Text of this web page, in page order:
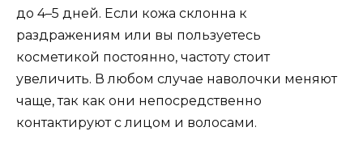
до 4–5 дней. Если кожа склонна к
раздражениям или вы пользуетесь
косметикой постоянно, частоту стоит
увеличить. В любом случае наволочки меняют
чаще, так как они непосредственно
контактируют с лицом и волосами.